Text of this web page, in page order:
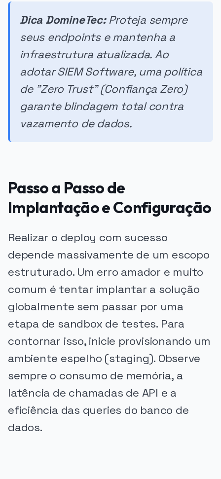
Dica DomineTec:Proteja sempre
seus endpoints e mantenha a
infraestrutura atualizada. Ao
adotar SIEM Software, uma política
de "Zero Trust" (Confiança Zero)
garante blindagem total contra
vazamento de dados.
Passo a Passo de
Implantação e Configuração
Realizar o deploy com sucesso
depende massivamente de um escopo
estruturado. Um erro amador e muito
comum é tentar implantar a solução
globalmente sem passar por uma
etapa de sandbox de testes. Para
contornar isso, inicie provisionando um
ambiente espelho (staging). Observe
sempre o consumo de memória, a
latência de chamadas de API e a
eficiência das queries do banco de
dados.